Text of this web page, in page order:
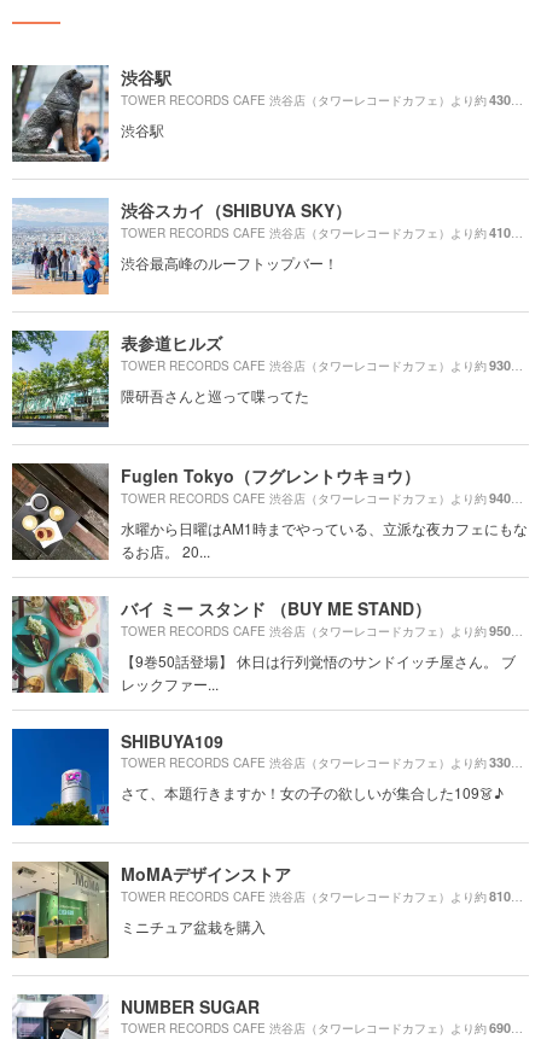
渋谷駅
TOWER RECORDS CAFE 渋谷店（タワーレコードカフェ）より約430m
渋谷駅
渋谷スカイ（SHIBUYA SKY）
TOWER RECORDS CAFE 渋谷店（タワーレコードカフェ）より約410m
渋谷最高峰のルーフトップバー！
表参道ヒルズ
TOWER RECORDS CAFE 渋谷店（タワーレコードカフェ）より約930m
隈研吾さんと巡って喋ってた
Fuglen Tokyo（フグレントウキョウ）
TOWER RECORDS CAFE 渋谷店（タワーレコードカフェ）より約940m
水曜から日曜はAM1時までやっている、立派な夜カフェにもな
るお店。 20...
バイ ミー スタンド （BUY ME STAND）
TOWER RECORDS CAFE 渋谷店（タワーレコードカフェ）より約950m
【9巻50話登場】 休日は行列覚悟のサンドイッチ屋さん。 ブ
レックファー...
SHIBUYA109
TOWER RECORDS CAFE 渋谷店（タワーレコードカフェ）より約330m
さて、本題行きますか！女の子の欲しいが集合した109👗♪
MoMAデザインストア
TOWER RECORDS CAFE 渋谷店（タワーレコードカフェ）より約810m
ミニチュア盆栽を購入
NUMBER SUGAR
TOWER RECORDS CAFE 渋谷店（タワーレコードカフェ）より約690m